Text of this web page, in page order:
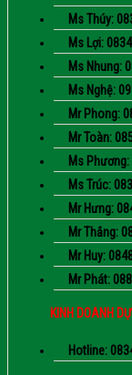
Ms Thúy:
Ms Lợi:
Ms Nhung:
Ms Nghệ:
Mr Phong:
Mr Toàn:
Ms
Ms Trúc:
Mr Hưng:
Mr Thắng:
Mr Huy:
Mr Phát:
KINH DOANH
Hotline: